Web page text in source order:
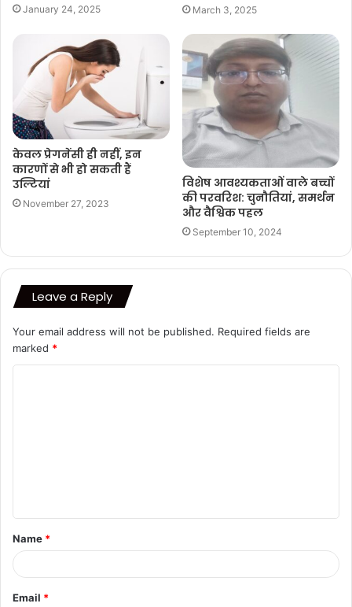
January 24, 2025 March 3, 2025
केवल प्रेगनेंसी ही नहीं, इन
कारणों से भी हो सकती हैं
उल्टियां
November 27, 2023
विशेष आवश्यकताओं वाले बच्चों
की परवरिश: चुनौतियां, समर्थन
और वैश्विक पहल
September 10, 2024
Leave a Reply
Your email address will not be published. Required fields are
marked *
t
*
Name *
Email *